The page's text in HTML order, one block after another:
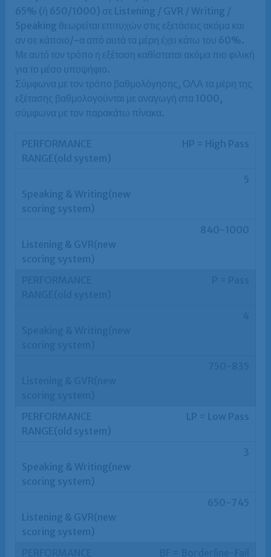
65% (ή 650/1000) σε Listening / GVR / Writing /
Speaking θεωρείται επιτυχών στις εξετάσεις ακόμα και
αν σε κάποιο/-α από αυτά τα μέρη έχει κάτω του 60%.
Με αυτό τον τρόπο η εξέταση καθίσταται ακόμα πιο φιλική
για το μέσο υποψήφιο.
Σύμφωνα με τον τρόπο βαθμολόγησης, ΟΛΑ τα μέρη της
εξέτασης βαθμολογούνται με αναγωγή στα 1000,
σύμφωνα με τον παρακάτω πίνακα.
HP = High Pass
5
840-1000
LP = Low Pass
3
650-745